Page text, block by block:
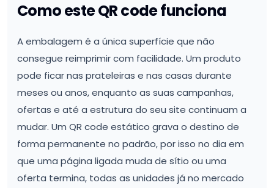
Como este QR code funciona
A embalagem é a única superfície que não
consegue reimprimir com facilidade. Um produto
pode ficar nas prateleiras e nas casas durante
meses ou anos, enquanto as suas campanhas,
ofertas e até a estrutura do seu site continuam a
mudar. Um QR code estático grava o destino de
forma permanente no padrão, por isso no dia em
que uma página ligada muda de sítio ou uma
oferta termina, todas as unidades já no mercado